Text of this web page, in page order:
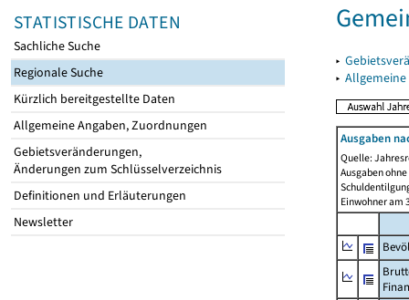
STATISTISCHE DATEN
Sachliche Suche
Regionale Suche
Kürzlich bereitgestellte Daten
Allgemeine Angaben, Zuordnungen
Gebietsveränderungen,
Änderungen zum Schlüsselverzeichnis
Definitionen und Erläuterungen
Newsletter
▸
▸
Ausgaben
Quelle:
Ausgaben
Einwohner am